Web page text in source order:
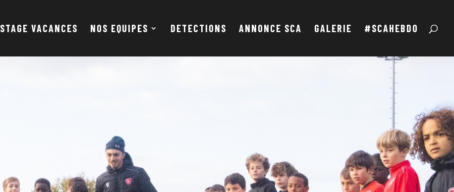
STAGE VACANCES NOS EQUIPES DETECTIONS ANNONCE SCA GALERIE #SCAHEBDO